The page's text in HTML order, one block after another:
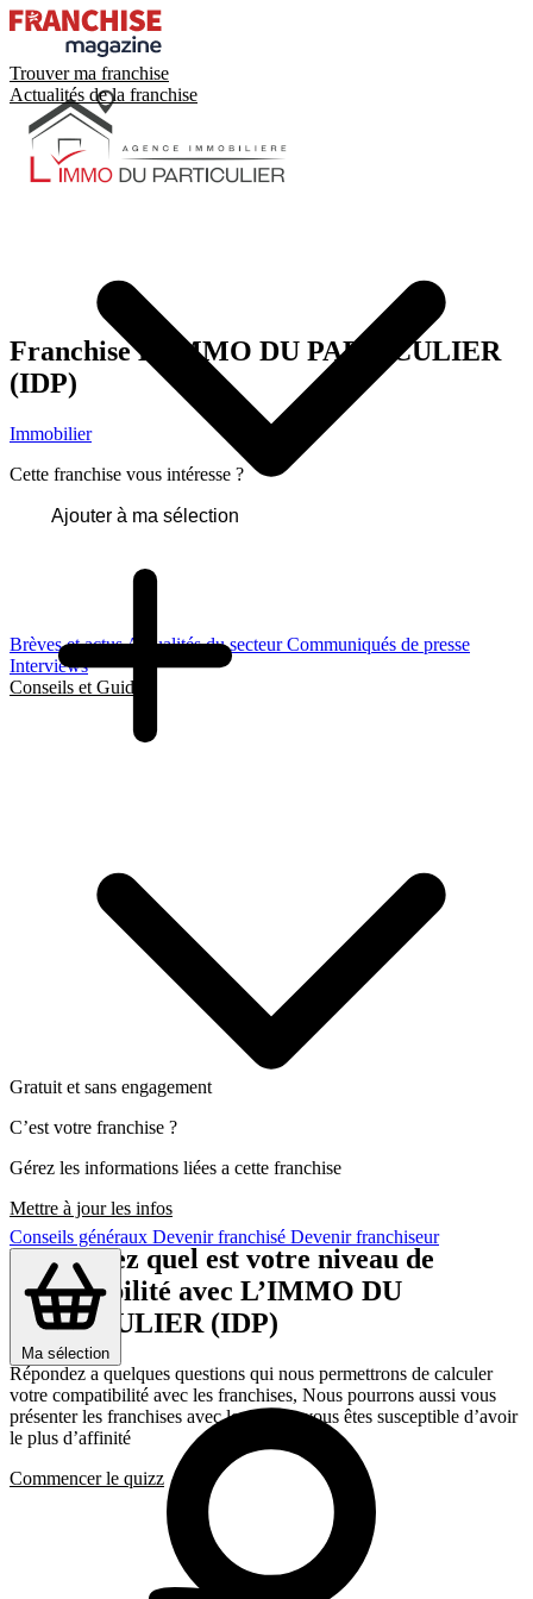
Trouver ma franchise
Actualités de la franchise
Brèves et actusActualités du secteurCommuniqués de presse
Interviews
Conseils et Guides
Conseils généraux Devenir franchisé Devenir franchiseur
Ma sélection
Franchise L’IMMO DU PARTICULIER
(IDP)
Immobilier
Cette franchise vous intéresse ?
Ajouter à ma sélection
Gratuit et sans engagement
C’est votre franchise ?
Gérez les informations liées a cette franchise
Mettre à jour les infos
Découvrez quel est votre niveau de
compatibilité avec L’IMMO DU
PARTICULIER (IDP)
Répondez a quelques questions qui nous permettrons de calculer
votre compatibilité avec les franchises, Nous pourrons aussi vous
présenter les franchises avec lesquelles vous êtes susceptible d’avoir
le plus d’affinité
Commencer le quizz